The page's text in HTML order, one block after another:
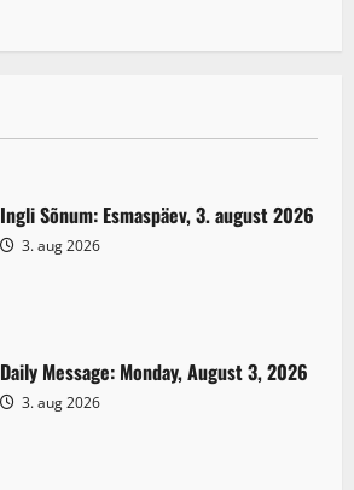
Ingli Sõnum: Esmaspäev, 3. august 2026
3. aug 2026
Daily Message: Monday, August 3, 2026
3. aug 2026